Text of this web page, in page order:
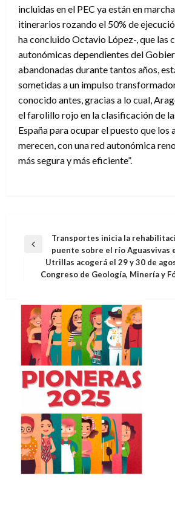
incluidas en el PEC ya están en
itinerarios rozando el 50% de
ha concluido Octavio López-, que las
autonómicas dependientes del
abandonadas durante tantos años,
sometidas a un impulso
conocido antes, gracias a lo cual,
el farolillo rojo en la clasificación de
España para ocupar el puesto que los
merecen, con una red autonómica
más segura y más eficiente”.
Navegación
entradas
Entrada
anterior
Transportes inicia la
puente sobre el río Aguasvivas
Entrada
Utrillas acogerá el 29 y 30 de
Congreso de Geología, Minería y